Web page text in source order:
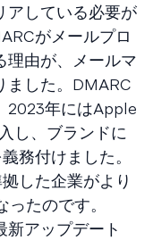
アしている必要が
がメールプロ
理由が、メールマ
ました。DMARC
2023年にはApple
し、ブランドに
務付けました。
した企業がより
たのです。
アップデート